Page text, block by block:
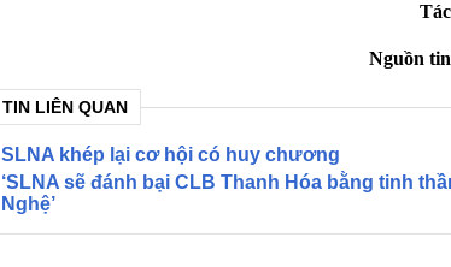
Nguồn
TIN LIÊN QUAN
SLNA khép lại cơ hội có huy chương
‘SLNA sẽ đánh bại CLB Thanh Hóa bằng tinh
Nghệ’